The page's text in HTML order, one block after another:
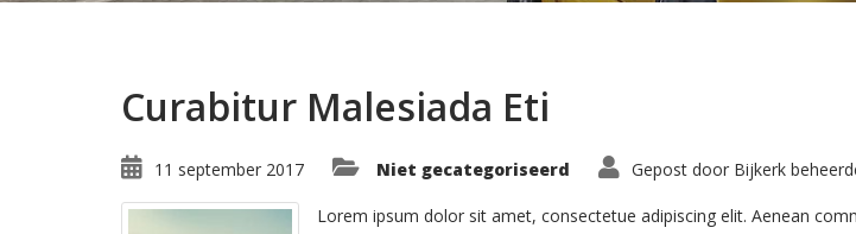
Curabitur Malesiada Eti
11 september 2017 Niet gecategoriseerd Gepost door Bijkerk
Lorem ipsum dolor sit amet, consectetue adipiscing elit. Aenean